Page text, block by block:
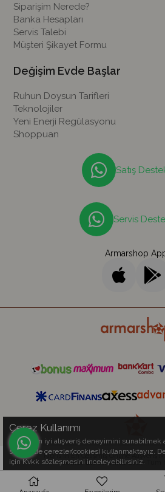
Siparişim Nerede?
Banka Hesapları
Servis Talebi
Müşteri Şikayet Formu
Değişim Evde Başlar
Ruhun Doysun Tarifleri
Teknolojiler
Yeni Enerji Regülasyonu
Shoppuan
Satış
Servis
Armarshop
Kıbrıs'ın En Gelişmiş Online Alışveriş
Armar Electronics Ltd.- Tüm
Çerez Kullanımı
Sizlere en iyi alışveriş deneyimini sunabilmek
sitemizde çerezler(cookies) kullanmaktayız.
için Kvkk sözleşmesini inceleyebilirsiniz.